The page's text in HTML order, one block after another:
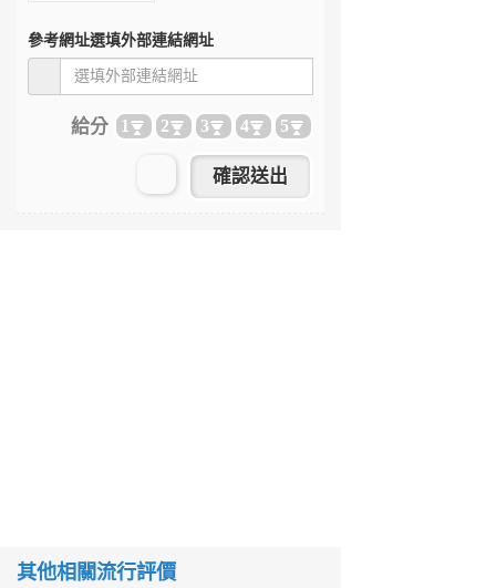
參考網址選填外部連結網址
給分 1 2 3 4 5
其他相關流行評價